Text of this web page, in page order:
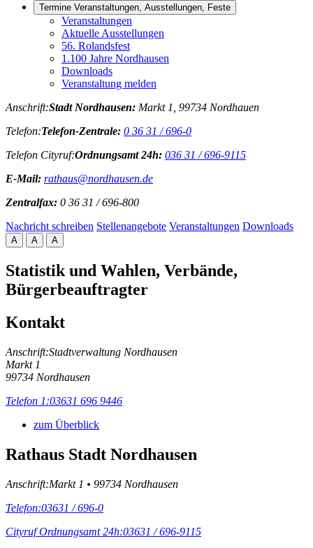
Termine Veranstaltungen, Ausstellungen, Feste
Veranstaltungen
Aktuelle Ausstellungen
56. Rolandsfest
1.100 Jahre Nordhausen
Downloads
Veranstaltung melden
Anschrift:Stadt Nordhausen: Markt 1, 99734 Nordhauen
Telefon:Telefon-Zentrale: 0 36 31 / 696-0
Telefon Cityruf:Ordnungsamt 24h: 036 31 / 696-9115
E-Mail: rathaus@nordhausen.de
Zentralfax: 0 36 31 / 696-800
Nachricht schreiben Stellenangebote Veranstaltungen Downloads
A A A
Statistik und Wahlen, Verbände,
Bürgerbeauftragter
Kontakt
Anschrift:Stadtverwaltung Nordhausen
Markt 1
99734 Nordhausen
Telefon 1:03631 696 9446
zum Überblick
Rathaus Stadt Nordhausen
Anschrift:Markt 1 • 99734 Nordhausen
Telefon:03631 / 696-0
Cityruf Ordnungsamt 24h:03631 / 696-9115